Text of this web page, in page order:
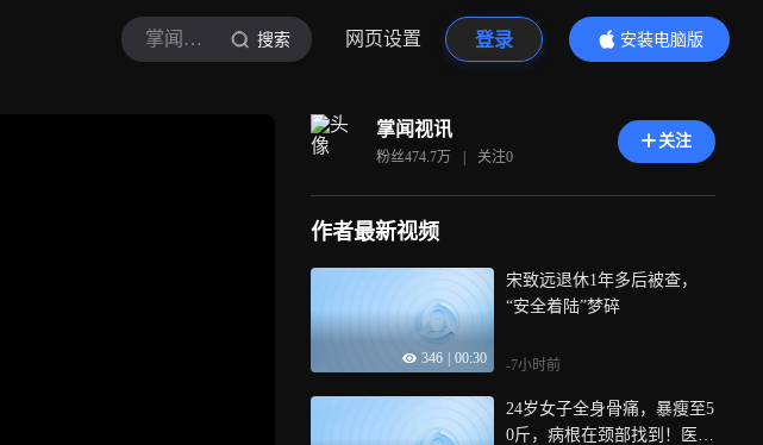
掌闻视讯 搜索 网页设置 登录
安装电脑版
内容更精彩
掌闻视讯
粉丝474.7万 | 关注0
关注
作者最新视频
346 00:30
宋致远退休1年多后被查，
“安全着陆”梦碎
-7小时前
24岁女子全身骨痛，暴瘦至5
0斤，病根在颈部找到！医生